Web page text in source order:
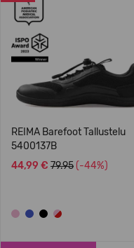
REIMA Barefoot Tallustelu
5400137B
44,99 € 79.95 (-44%)